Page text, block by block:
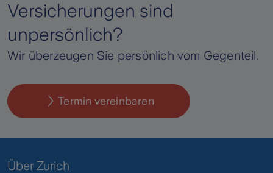
Versicherungen sind
unpersönlich?
Wir überzeugen Sie persönlich vom Gegenteil.
Termin vereinbaren
Über Zurich